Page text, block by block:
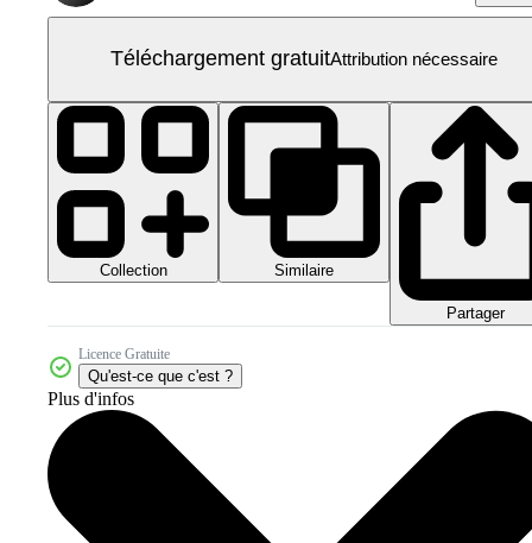
Téléchargement gratuitAttribution nécessaire
Collection Similaire
Partager
Licence Gratuite
Qu'est-ce que c'est ?
Plus d'infos